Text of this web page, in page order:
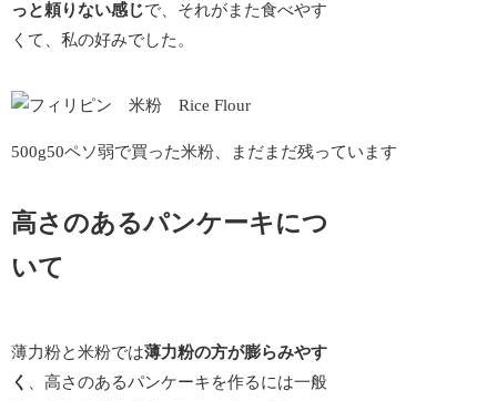
っと頼りない感じで、それがまた食べやす
くて、私の好みでした。
500g50ペソ弱で買った米粉、まだまだ残っています
高さのあるパンケーキにつ
いて
薄力粉と米粉では薄力粉の方が膨らみやす
く
、高さのあるパンケーキを作るには一般